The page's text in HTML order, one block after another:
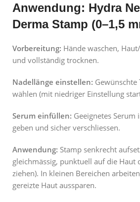
Anwendung: Hydra
Derma Stamp (0–1,5
Vorbereitung: Hände waschen,
und vollständig trocknen.
Nadellänge einstellen: Gewünschte
wählen (mit niedriger Einstellung
Serum einfüllen: Geeignetes
geben und sicher verschliessen.
Anwendung: Stamp senkrecht
gleichmässig, punktuell auf die Haut
ziehen). In kleinen Bereichen
gereizte Haut aussparen.